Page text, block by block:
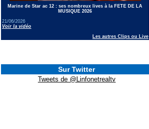
Marine de Star ac 12 : ses nombreux lives à la FETE DE LA
MUSIQUE 2026
21/06/2026
Voir la vidéo
Les autres Clips ou Live
Sur Twitter
Tweets de @Linfonetrealtv